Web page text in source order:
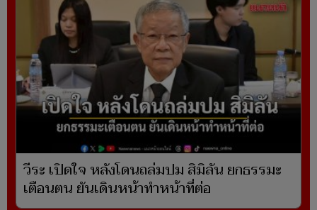
วีระ เปิดใจ หลังโดนถล่มปม สิมิลัน ยกธรรมะ
เตือนตน ยันเดินหน้าทำหน้าที่ต่อ